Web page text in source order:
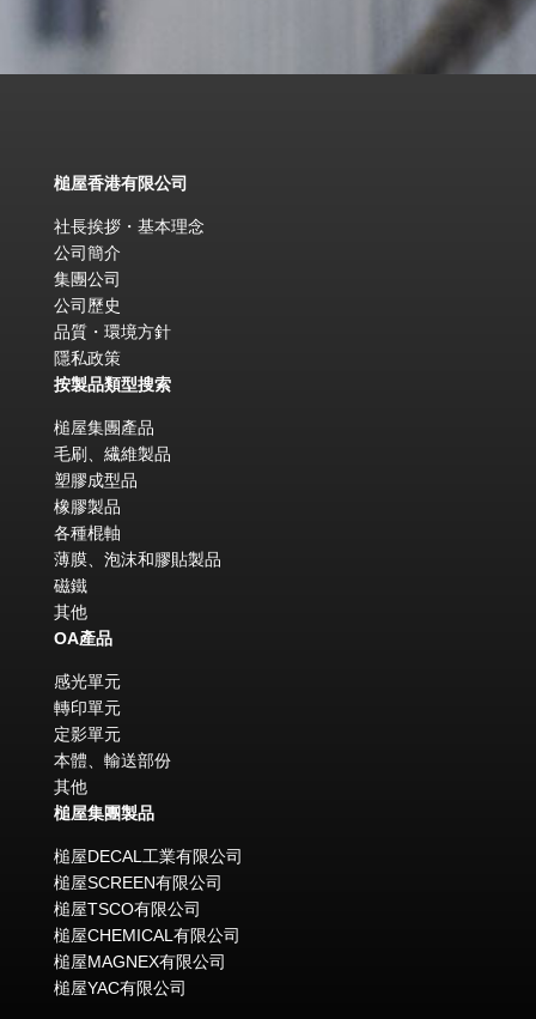
槌屋香港有限公司
社長挨拶・基本理念
公司簡介
集團公司
公司歷史
品質・環境方針
隱私政策
按製品類型搜索
槌屋集團產品
毛刷、繊維製品
塑膠成型品
橡膠製品
各種棍軸
薄膜、泡沫和膠貼製品
磁鐵
其他
OA產品
感光單元
轉印單元
定影單元
本體、輸送部份
其他
槌屋集團製品
槌屋DECAL工業有限公司
槌屋SCREEN有限公司
槌屋TSCO有限公司
槌屋CHEMICAL有限公司
槌屋MAGNEX有限公司
槌屋YAC有限公司